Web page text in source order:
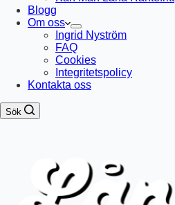
Blogg
Om oss
Ingrid Nyström
FAQ
Cookies
Integritetspolicy
Kontakta oss
Sök